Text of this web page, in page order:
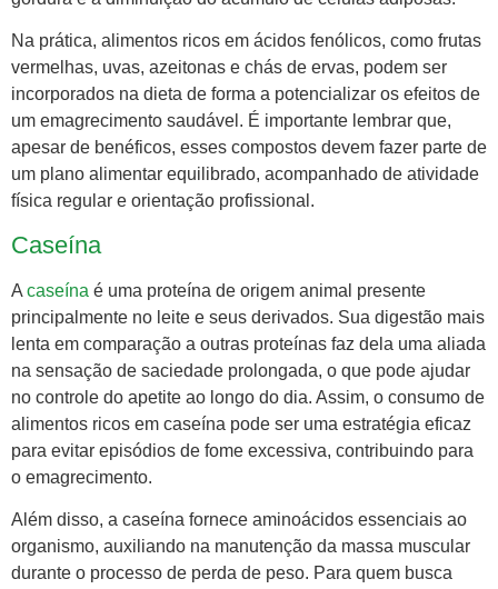
Na prática, alimentos ricos em ácidos fenólicos, como frutas
vermelhas, uvas, azeitonas e chás de ervas, podem ser
incorporados na dieta de forma a potencializar os efeitos de
um emagrecimento saudável. É importante lembrar que,
apesar de benéficos, esses compostos devem fazer parte de
um plano alimentar equilibrado, acompanhado de atividade
física regular e orientação profissional.
Caseína
A caseína é uma proteína de origem animal presente
principalmente no leite e seus derivados. Sua digestão mais
lenta em comparação a outras proteínas faz dela uma aliada
na sensação de saciedade prolongada, o que pode ajudar
no controle do apetite ao longo do dia. Assim, o consumo de
alimentos ricos em caseína pode ser uma estratégia eficaz
para evitar episódios de fome excessiva, contribuindo para
o emagrecimento.
Além disso, a caseína fornece aminoácidos essenciais ao
organismo, auxiliando na manutenção da massa muscular
durante o processo de perda de peso. Para quem busca